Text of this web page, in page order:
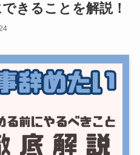
きることを解説！